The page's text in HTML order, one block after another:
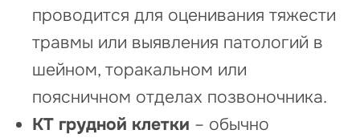
проводится для оценивания тяжести
травмы или выявления патологий в
шейном, торакальном или
поясничном отделах позвоночника.
КТ грудной клетки – обычно